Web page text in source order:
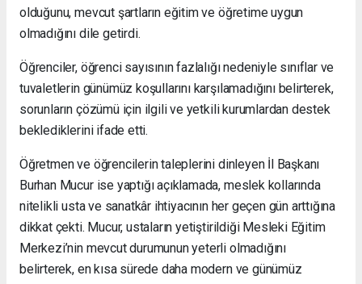
olduğunu, mevcut şartların eğitim ve öğretime uygun
olmadığını dile getirdi.
Öğrenciler, öğrenci sayısının fazlalığı nedeniyle sınıflar ve
tuvaletlerin günümüz koşullarını karşılamadığını belirterek,
sorunların çözümü için ilgili ve yetkili kurumlardan destek
beklediklerini ifade etti.
Öğretmen ve öğrencilerin taleplerini dinleyen İl Başkanı
Burhan Mucur ise yaptığı açıklamada, meslek kollarında
nitelikli usta ve sanatkâr ihtiyacının her geçen gün arttığına
dikkat çekti. Mucur, ustaların yetiştirildiği Mesleki Eğitim
Merkezi’nin mevcut durumunun yeterli olmadığını
belirterek, en kısa sürede daha modern ve günümüz